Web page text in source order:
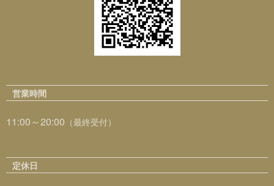
営業時間
11:00～20:00 （最終受付）
定休日